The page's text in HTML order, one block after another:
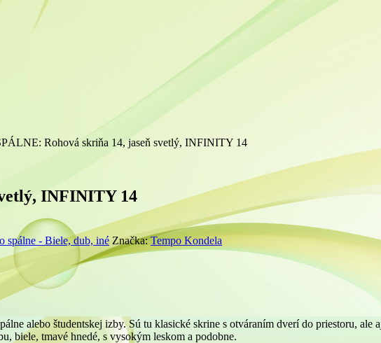
Rohová skriňa 14, jaseň svetlý, INFINITY 14
INFINITY 14
spálne - Biele, dub, iné Značka:Tempo Kondela
alebo študentskej izby. Sú tu klasické skrine s otváraním dverí do priestoru, ale
biele, tmavé hnedé, s vysokým leskom a podobne.